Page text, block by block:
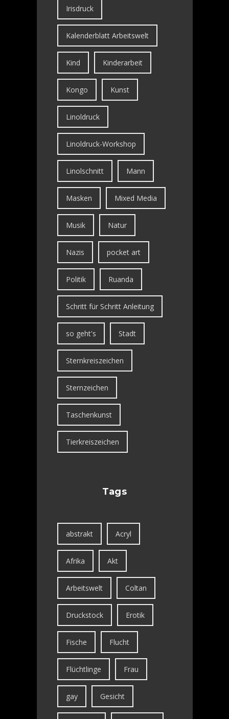
Irisdruck
Kalenderblatt Arbeitswelt
Kind Kinderarbeit
Kongo Kunst
Linoldruck
Linoldruck-Workshop
Linolschnitt Mann
Masken Mixed Media
Musik Natur
Nazis pocket art
Politik Ruanda
Schritt für Schritt Anleitung
so geht's Stadt
Sternkreiszeichen
Sternzeichen
Taschenkunst
Tierkreiszeichen
Tags
abstrakt Acryl
Afrika Akt
Arbeitswelt Coltan
Druckstock Erotik
Fische Flucht
Flüchtlinge Frau
gay Gesicht